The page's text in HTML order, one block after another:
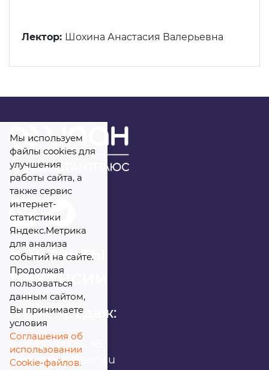
Лектор: Шохина Анастасия Валерьевна
Контакты
Вакансии
Офис продаж:
infomarket@ilan.su
Я даюсвое согласие
персональных данных
Мы используем
файлы cookies для
улучшения
работы сайта, а
также сервис
интернет-
статистики
Яндекс.Метрика
для анализа
событий на сайте.
Продолжая
пользоваться
данным сайтом,
Вы принимаете
условия
Соглашения об
использовании
Cookie-файлов.